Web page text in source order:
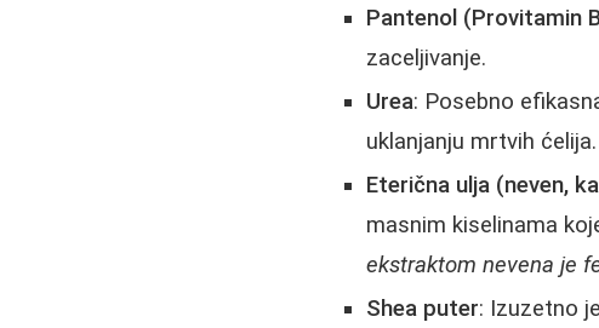
Pantenol (Provitamin
zaceljivanje.
Urea: Posebno
uklanjanju mrtvih
Eterična ulja (neven,
masnim kiselinama
ekstraktom nevena je
Shea puter: Izuzetno